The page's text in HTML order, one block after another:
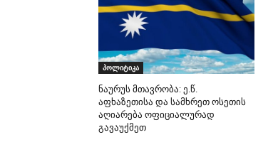
პოლიტიკა
ნაურუს მთავრობა: ე.წ.
აფხაზეთისა და სამხრეთ ოსეთის
აღიარება ოფიციალურად
გავაუქმეთ